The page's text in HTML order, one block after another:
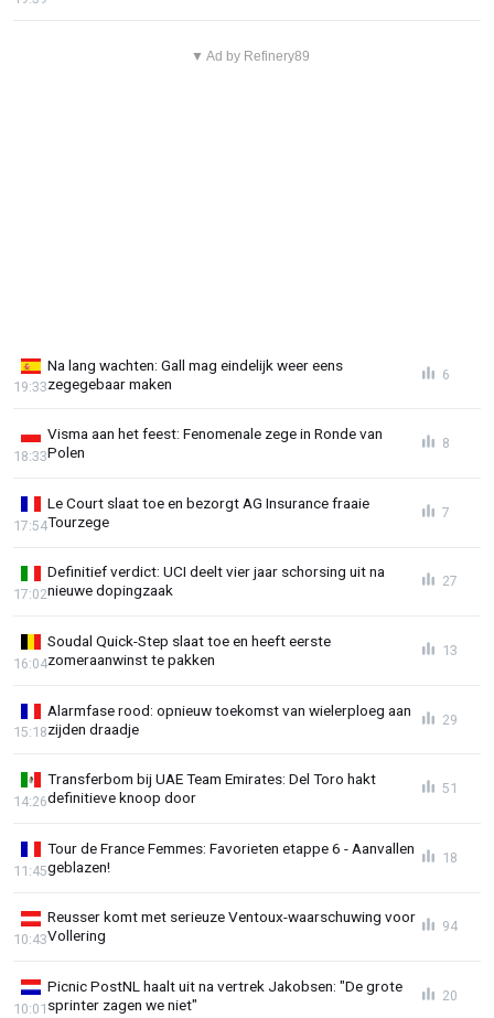
▼ Ad by Refinery89
Na lang wachten: Gall mag eindelijk weer eens
zegegebaar maken
19:33
6
Visma aan het feest: Fenomenale zege in Ronde van
Polen
18:33
8
Le Court slaat toe en bezorgt AG Insurance fraaie
Tourzege
17:54
7
Definitief verdict: UCI deelt vier jaar schorsing uit na
nieuwe dopingzaak
17:02
27
Soudal Quick-Step slaat toe en heeft eerste
zomeraanwinst te pakken
16:04
13
Alarmfase rood: opnieuw toekomst van wielerploeg aan
zijden draadje
15:18
29
Transferbom bij UAE Team Emirates: Del Toro hakt
definitieve knoop door
14:26
51
Tour de France Femmes: Favorieten etappe 6 - Aanvallen
geblazen!
11:45
18
Reusser komt met serieuze Ventoux-waarschuwing voor
Vollering
10:43
94
Picnic PostNL haalt uit na vertrek Jakobsen: "De grote
sprinter zagen we niet"
10:01
20